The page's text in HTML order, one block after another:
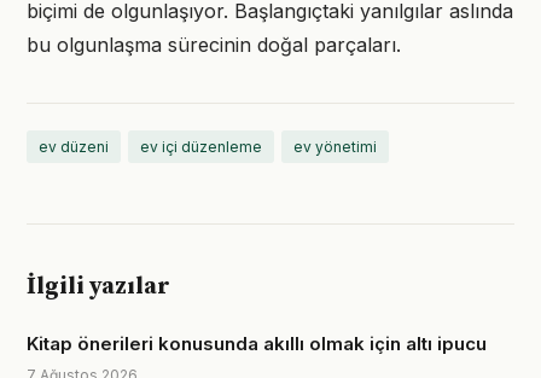
biçimi de olgunlaşıyor. Başlangıçtaki yanılgılar aslında
bu olgunlaşma sürecinin doğal parçaları.
ev düzeni ev içi düzenleme ev yönetimi
İlgili yazılar
Kitap önerileri konusunda akıllı olmak için altı ipucu